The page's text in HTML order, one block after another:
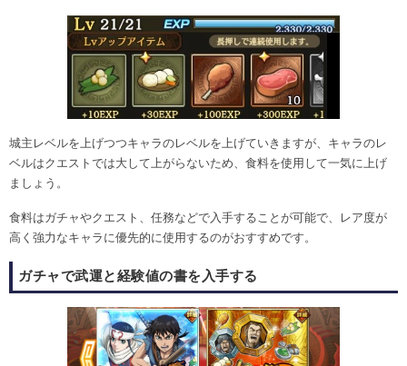
城主レベルを上げつつキャラのレベルを上げていきますが、キャラのレ
ベルはクエストでは大して上がらないため、食料を使用して一気に上げ
ましょう。
食料はガチャやクエスト、任務などで入手することが可能で、レア度が
高く強力なキャラに優先的に使用するのがおすすめです。
ガチャで武運と経験値の書を入手する